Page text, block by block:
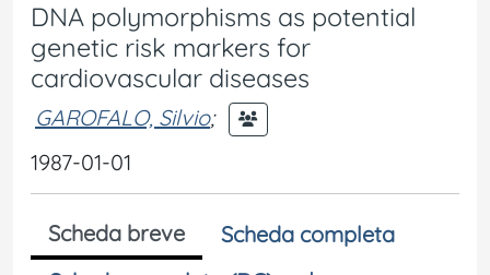
DNA polymorphisms as potential
genetic risk markers for
cardiovascular diseases
GAROFALO, Silvio;
1987-01-01
Scheda breve
Scheda completa